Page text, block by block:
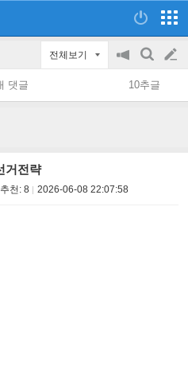
전체보기
공
지
on/off
검
색
글
쓰
댓글 10추글
거전략
추천: 8 2026-06-08 22:07:58